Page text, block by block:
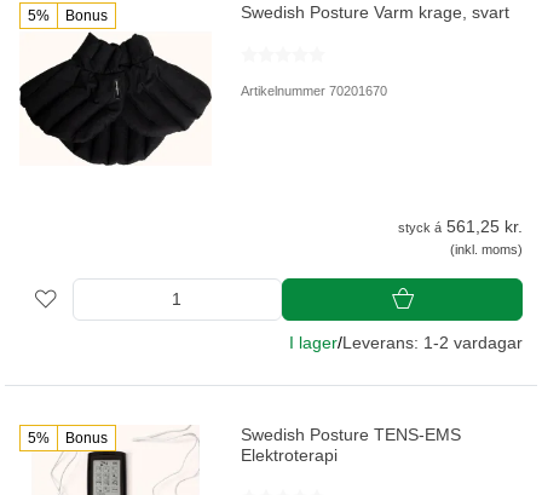
5% Bonus Swedish Posture Varm krage, svart
Artikelnummer 70201670
styck á 561,25 kr.
(inkl. moms)
I lager/Leverans: 1-2 vardagar
5% Bonus
Swedish Posture TENS-EMS
Elektroterapi